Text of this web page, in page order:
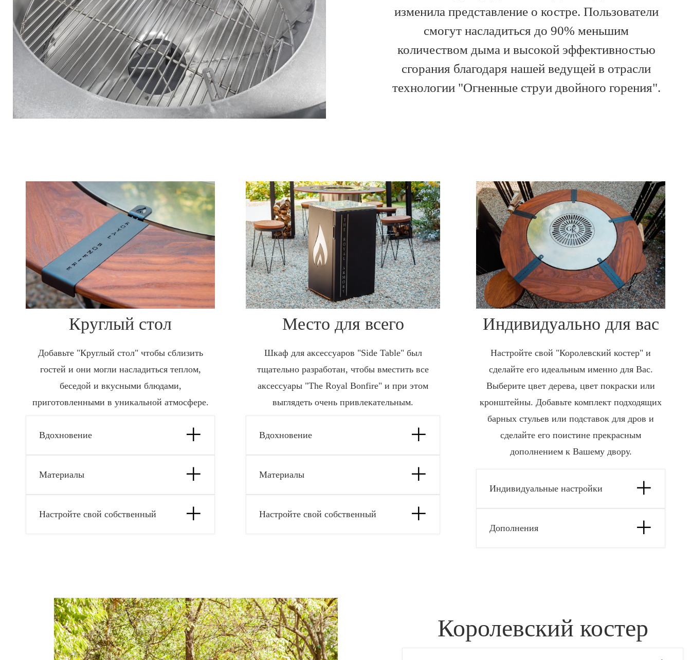
изменила представление о костре. Пользователи
смогут насладиться до 90% меньшим
количеством дыма и высокой эффективностью
сгорания благодаря нашей ведущей в отрасли
технологии "Огненные струи двойного горения".
Круглый стол
Добавьте "Круглый стол" чтобы сблизить
гостей и они могли насладиться теплом,
беседой и вкусными блюдами,
приготовленными в уникальной атмосфере.
Вдохновение
Материалы
Настройте свой собственный
Место для всего
Шкаф для аксессуаров "Side Table" был
тщательно разработан, чтобы вместить все
аксессуары "The Royal Bonfire" и при этом
выглядеть очень привлекательным.
Вдохновение
Материалы
Настройте свой собственный
Индивидуально для вас
Настройте свой "Королевский костер" и
сделайте его идеальным именно для Вас.
Выберите цвет дерева, цвет покраски или
кронштейны. Добавьте комплект подходящих
барных стульев или подставок для дров и
сделайте его поистине прекрасным
дополнением к Вашему двору.
Индивидуальные настройки
Дополнения
Королевский костер